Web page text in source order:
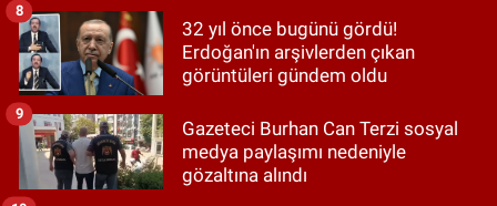
32 yıl önce bugünü gördü!
Erdoğan'ın arşivlerden çıkan
görüntüleri gündem oldu
8
Gazeteci Burhan Can Terzi sosyal
medya paylaşımı nedeniyle
gözaltına alındı
9